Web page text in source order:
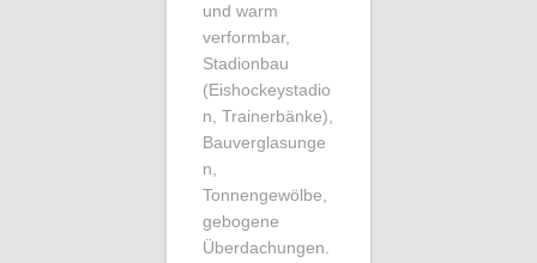
und warm
verformbar,
Stadionbau
(Eishockeystadio
n, Trainerbänke),
Bauverglasunge
n,
Tonnengewölbe,
gebogene
Überdachungen.